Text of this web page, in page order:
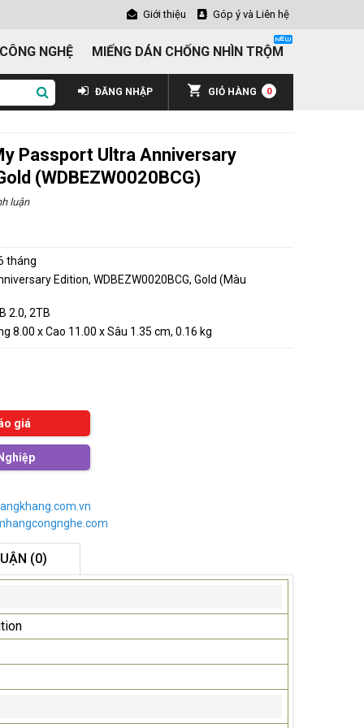
Giới thiệu Góp ý và Liên hệ
NGHỆ MIẾNG DÁN CHỐNG NHÌN TRỘM
GIỎ HÀNG 0
ĐĂNG NHẬP
Passport Ultra Anniversary
(WDBEZW0020BCG)
luận
tháng
Edition, WDBEZW0020BCG, Gold (Màu
2.0, 2TB
8.00 x Cao 11.00 x Sâu 1.35 cm, 0.16 kg
giá
(0)